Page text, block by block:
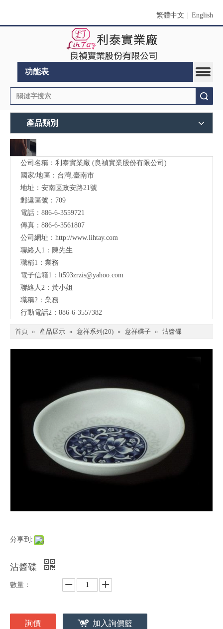
繁體中文 English
功能表
產品類別
公司名稱：利泰實業廠 (良禎實業股份有限公司)
國家/地區：台灣,臺南市
地址：安南區政安路21號
郵遞區號：709
電話：886-6-3559721
傳真：886-6-3561807
公司網址： http://www.lihtay.com
聯絡人1：陳先生
職稱1：業務
電子信箱1：lt593zrzis@yahoo.com
聯絡人2：黃小姐
職稱2：業務
行動電話2：886-6-3557382
首頁 » 產品展示 » 意祥系列(20) » 意祥碟子 » 沾醬碟
分享到:
沾醬碟
數量：
詢價 加入詢價籃